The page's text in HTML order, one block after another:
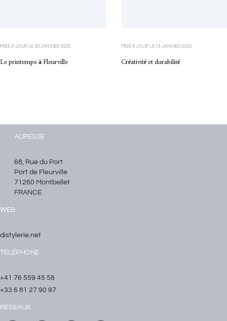
MISE À JOUR LE 30 JANVIER 2025
Le printemps à Fleurville
MISE À JOUR LE 14 JANVIER 2024
Créativité et durabilité
ADRESSE
68, Rue du Port
Port de Fleurville
71260 Montbellet
FRANCE
WEB
distylerie.net
TÉLÉPHONE
+41 76 559 45 58
+33 6 81 27 90 97
RÉSEAUX